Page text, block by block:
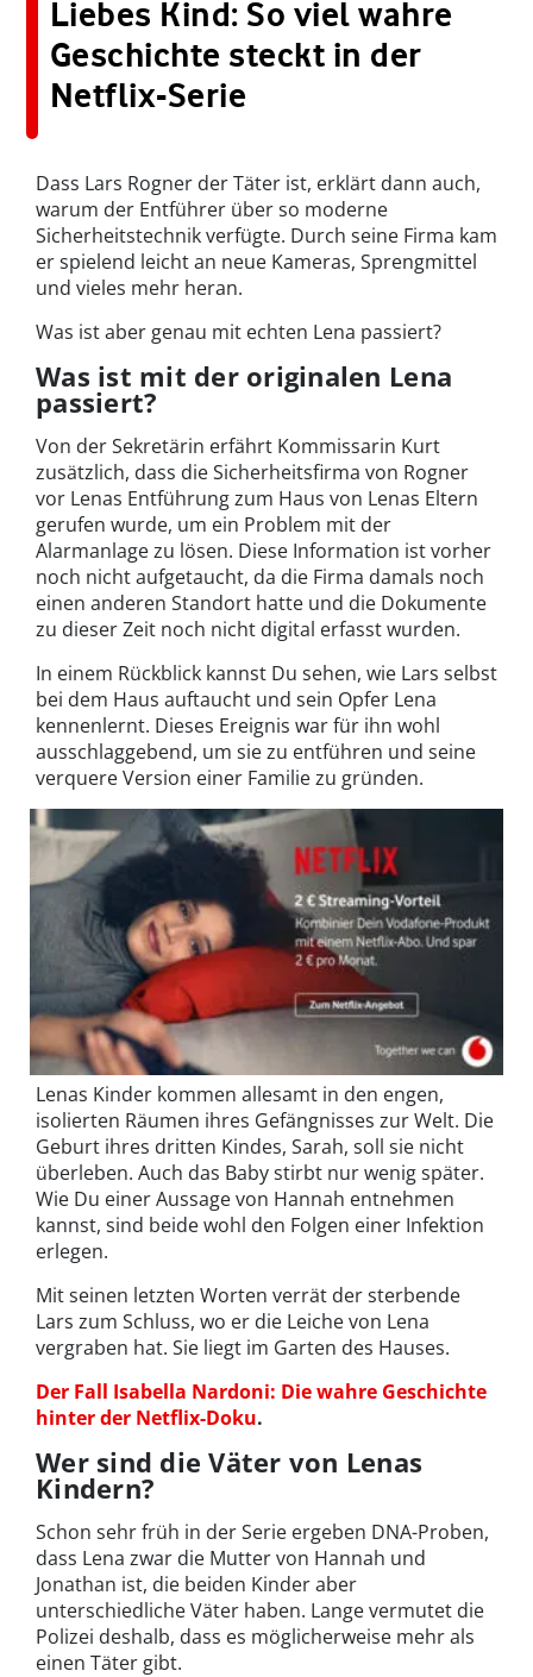
Liebes Kind: So viel wahre
Geschichte steckt in der
Netflix-Serie
Dass Lars Rogner der Täter ist, erklärt dann auch,
warum der Entführer über so moderne
Sicherheitstechnik verfügte. Durch seine Firma kam
er spielend leicht an neue Kameras, Sprengmittel
und vieles mehr heran.
Was ist aber genau mit echten Lena passiert?
Was ist mit der originalen Lena
passiert?
Von der Sekretärin erfährt Kommissarin Kurt
zusätzlich, dass die Sicherheitsfirma von Rogner
vor Lenas Entführung zum Haus von Lenas Eltern
gerufen wurde, um ein Problem mit der
Alarmanlage zu lösen. Diese Information ist vorher
noch nicht aufgetaucht, da die Firma damals noch
einen anderen Standort hatte und die Dokumente
zu dieser Zeit noch nicht digital erfasst wurden.
In einem Rückblick kannst Du sehen, wie Lars selbst
bei dem Haus auftaucht und sein Opfer Lena
kennenlernt. Dieses Ereignis war für ihn wohl
ausschlaggebend, um sie zu entführen und seine
verquere Version einer Familie zu gründen.
Lenas Kinder kommen allesamt in den engen,
isolierten Räumen ihres Gefängnisses zur Welt. Die
Geburt ihres dritten Kindes, Sarah, soll sie nicht
überleben. Auch das Baby stirbt nur wenig später.
Wie Du einer Aussage von Hannah entnehmen
kannst, sind beide wohl den Folgen einer Infektion
erlegen.
Mit seinen letzten Worten verrät der sterbende
Lars zum Schluss, wo er die Leiche von Lena
vergraben hat. Sie liegt im Garten des Hauses.
Der Fall Isabella Nardoni: Die wahre Geschichte
hinter der Netflix-Doku.
Wer sind die Väter von Lenas
Kindern?
Schon sehr früh in der Serie ergeben DNA-Proben,
dass Lena zwar die Mutter von Hannah und
Jonathan ist, die beiden Kinder aber
unterschiedliche Väter haben. Lange vermutet die
Polizei deshalb, dass es möglicherweise mehr als
einen Täter gibt.